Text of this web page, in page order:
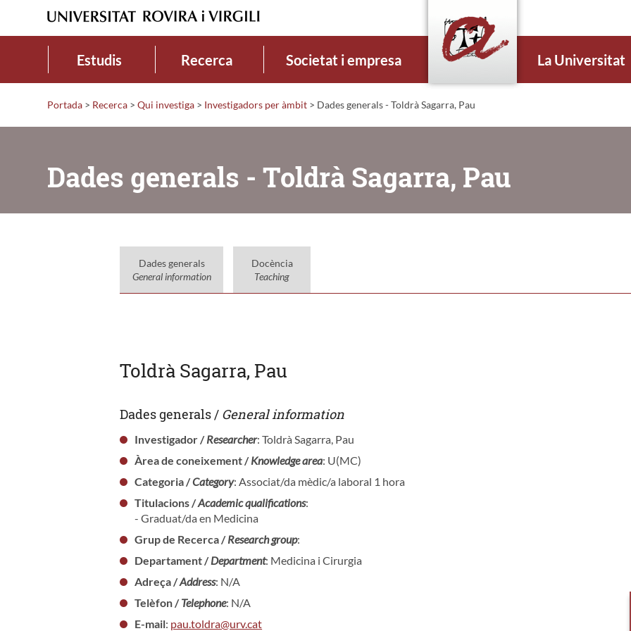
Estudis Recerca Societat i empresa La Universitat
Portada > Recerca > Qui investiga > Investigadors per àmbit > Dades generals - Toldrà Sagarra, Pau
Dades generals - Toldrà Sagarra, Pau
Dades generals
General information
Docència
Teaching
Toldrà Sagarra, Pau
Dades generals / General information
Investigador /Researcher: Toldrà Sagarra, Pau
Àrea de coneixement /Knowledge area: U(MC)
Categoria /Category: Associat/da mèdic/a laboral 1 hora
Titulacions /Academic qualifications:
- Graduat/da en Medicina
Grup de Recerca /Research group:
Departament /Department: Medicina i Cirurgia
Adreça /Address: N/A
Telèfon /Telephone: N/A
E-mail: pau.toldra@urv.cat